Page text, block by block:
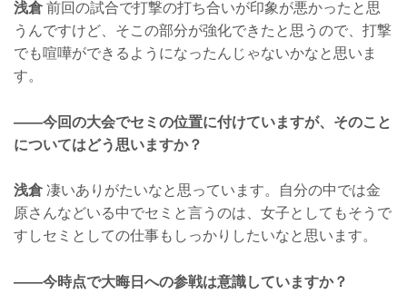
浅倉前回の試合で打撃の打ち合いが印象が悪かったと思
うんですけど、そこの部分が強化できたと思うので、打撃
でも喧嘩ができるようになったんじゃないかなと思いま
す。
——今回の大会でセミの位置に付けていますが、そのこと
についてはどう思いますか？
浅倉凄いありがたいなと思っています。自分の中では金
原さんなどいる中でセミと言うのは、女子としてもそうで
すしセミとしての仕事もしっかりしたいなと思います。
——今時点で大晦日への参戦は意識していますか？